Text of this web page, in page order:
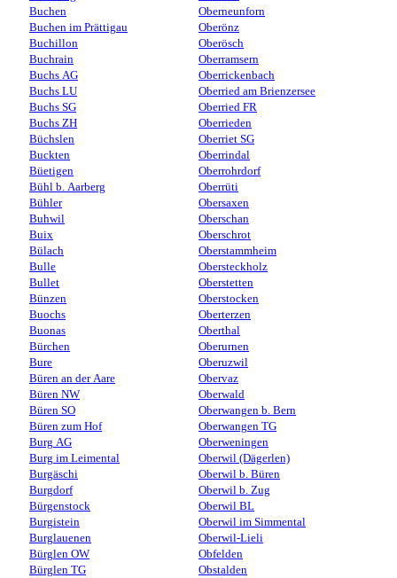
Buchen
Buchen im Prättigau
Buchillon
Buchrain
Buchs AG
Buchs LU
Buchs SG
Buchs ZH
Büchslen
Buckten
Büetigen
Bühl b. Aarberg
Bühler
Buhwil
Buix
Bülach
Bulle
Bullet
Bünzen
Buochs
Buonas
Bürchen
Bure
Büren an der Aare
Büren NW
Büren SO
Büren zum Hof
Burg AG
Burg im Leimental
Burgäschi
Burgdorf
Bürgenstock
Burgistein
Burglauenen
Bürglen OW
Bürglen TG
Oberneunforn
Oberönz
Oberösch
Oberramsern
Oberrickenbach
Oberried am Brienzersee
Oberried FR
Oberrieden
Oberriet SG
Oberrindal
Oberrohrdorf
Oberrüti
Obersaxen
Oberschan
Oberschrot
Oberstammheim
Obersteckholz
Oberstetten
Oberstocken
Oberterzen
Oberthal
Oberurnen
Oberuzwil
Obervaz
Oberwald
Oberwangen b. Bern
Oberwangen TG
Oberweningen
Oberwil (Dägerlen)
Oberwil b. Büren
Oberwil b. Zug
Oberwil BL
Oberwil im Simmental
Oberwil-Lieli
Obfelden
Obstalden